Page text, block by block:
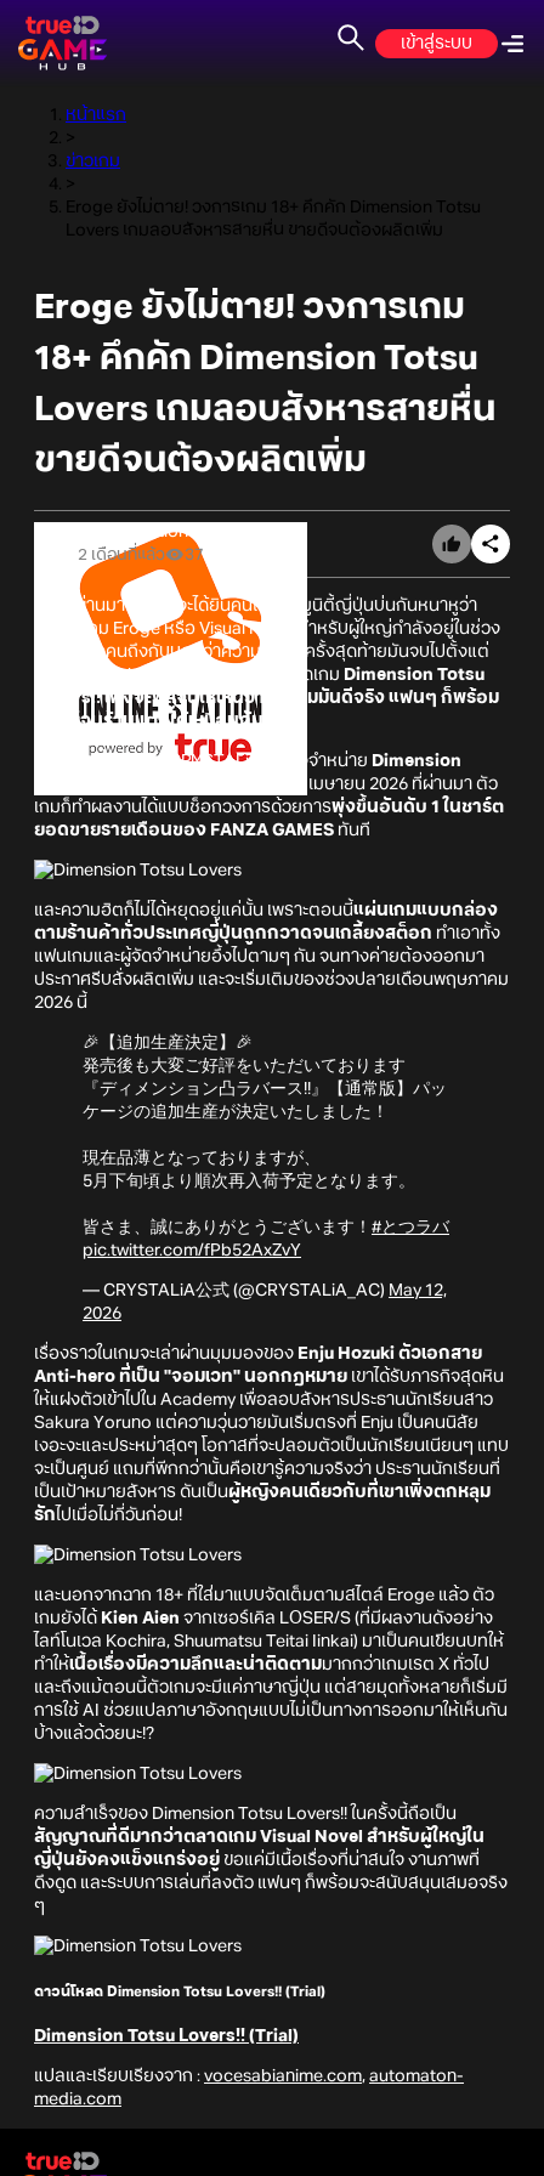
เข้าสู่ระบบ
หน้าแรก
>
ข่าวเกม
>
Eroge ยังไม่ตาย! วงการเกม 18+ คึกคัก Dimension Totsu
Lovers เกมลอบสังหารสายหื่น ขายดีจนต้องผลิตเพิ่ม
Eroge ยังไม่ตาย! วงการเกม
18+ คึกคัก Dimension Totsu
Lovers เกมลอบสังหารสายหื่น
ขายดีจนต้องผลิตเพิ่ม
Online Station
2 เดือนที่แล้ว
37
ช่วงที่ผ่านมาเราอาจจะได้ยินคนในคอมมูนิตี้ญี่ปุ่นบ่นกันหนาหูว่า
วงการเกม Eroge หรือ Visual Novel สำหรับผู้ใหญ่กำลังอยู่ในช่วง
ขาลง บางคนถึงกับบอกว่าความสำเร็จครั้งสุดท้ายมันจบไปตั้งแต่
เกมอย่าง Dohna Dohna แล้ว แต่ล่าสุดเกม Dimension Totsu
Lovers!! เพิ่งจะพิสูจน์ให้เห็นว่า ถ้าเกมมันดีจริง แฟนๆ ก็พร้อม
จะเปย์จนร้านแตกได้เหมือนกัน!
หลังจากที่ทางค่าย CRYSTALiA ได้วางจำหน่าย Dimension
บน PC ไปเมื่อวันที่ 24 เมษายน 2026 ที่ผ่านมา ตัว
เกมก็ทำผลงานได้แบบช็อกวงการด้วยการพุ่งขึ้นอันดับ 1 ในชาร์ต
ยอดขายรายเดือนของ FANZA GAMES ทันที
และความฮิตก็ไม่ได้หยุดอยู่แค่นั้น เพราะตอนนี้แผ่นเกมแบบกล่อง
ตามร้านค้าทั่วประเทศญี่ปุ่นถูกกวาดจนเกลี้ยงสต็อก ทำเอาทั้ง
แฟนเกมและผู้จัดจำหน่ายอึ้งไปตามๆ กัน จนทางค่ายต้องออกมา
ประกาศรีบสั่งผลิตเพิ่ม และจะเริ่มเติมของช่วงปลายเดือนพฤษภาคม
2026 นี้
🎉【追加生産決定】🎉
発売後も大変ご好評をいただいております
『ディメンション凸ラバース!!』【通常版】パッ
ケージの追加生産が決定いたしました！
現在品薄となっておりますが、
5月下旬頃より順次再入荷予定となります。
皆さま、誠にありがとうございます！ #とつラバ
pic.twitter.com/fPb52AxZvY
— CRYSTALiA公式 (@CRYSTALiA_AC) May 12,
2026
เรื่องราวในเกมจะเล่าผ่านมุมมองของ Enju Hozuki ตัวเอกสาย
Anti-hero ที่เป็น "จอมเวท" นอกกฎหมาย เขาได้รับภารกิจสุดหิน
ให้แฝงตัวเข้าไปใน Academy เพื่อลอบสังหารประธานนักเรียนสาว
Sakura Yoruno แต่ความวุ่นวายมันเริ่มตรงที่ Enju เป็นคนนิสัย
เงอะงะและประหม่าสุดๆ โอกาสที่จะปลอมตัวเป็นนักเรียนเนียนๆ แทบ
จะเป็นศูนย์ แถมที่พีกกว่านั้นคือเขารู้ความจริงว่า ประธานนักเรียนที่
เป็นเป้าหมายสังหาร ดันเป็นผู้หญิงคนเดียวกับที่เขาเพิ่งตกหลุม
รัก ไปเมื่อไม่กี่วันก่อน!
และนอกจากฉาก 18+ ที่ใส่มาแบบจัดเต็มตามสไตล์ Eroge แล้ว ตัว
เกมยังได้ Kien Aien จากเซอร์เคิล LOSER/S (ที่มีผลงานดังอย่าง
ไลท์โนเวล Kochira, Shuumatsu Teitai Iinkai) มาเป็นคนเขียนบทให้
ทำให้เนื้อเรื่องมีความลึกและน่าติดตามมากกว่าเกมเรต X ทั่วไป
และถึงแม้ตอนนี้ตัวเกมจะมีแค่ภาษาญี่ปุ่น แต่สายมุดทั้งหลายก็เริ่มมี
การใช้ AI ช่วยแปลภาษาอังกฤษแบบไม่เป็นทางการออกมาให้เห็นกัน
บ้างแล้วด้วยนะ!?
ความสำเร็จของ Dimension Totsu Lovers!! ในครั้งนี้ถือเป็น
สัญญาณที่ดีมากว่าตลาดเกม Visual Novel สำหรับผู้ใหญ่ใน
ญี่ปุ่นยังคงแข็งแกร่งอยู่ ขอแค่มีเนื้อเรื่องที่น่าสนใจ งานภาพที่
ดึงดูด และระบบการเล่นที่ลงตัว แฟนๆ ก็พร้อมจะสนับสนุนเสมอจริง
ๆ
ดาวน์โหลด Dimension Totsu Lovers!! (Trial)
Dimension Totsu Lovers!! (Trial)
แปลและเรียบเรียงจาก : vocesabianime.com, automaton-
media.com